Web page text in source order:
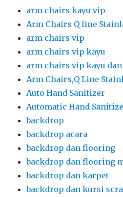
arm chairs kayu vip
Arm Chairs Q line
arm chairs vip
arm chairs vip kayu
arm chairs vip kayu
Arm Chairs,Q Line
Auto Hand Sanitizer
Automatic Hand
backdrop
backdrop acara
backdrop dan flooring
backdrop dan flooring
backdrop dan karpet
backdrop dan kursi